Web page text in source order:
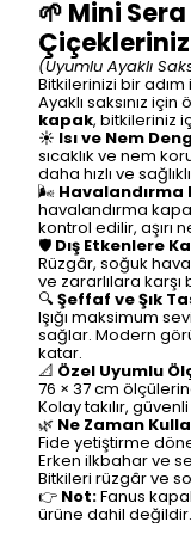
🌱 Mini
(Uyumlu Ayaklı
Bitkilerinizi bir adım
Ayaklı saksınız
kapak, bitkileriniz
☀️ Isı ve Nem
sıcaklık ve nem
daha hızlı ve
🌬️ Havalandırma
havalandırma
kontrol edilir, aşırı
🛡️ Dış Etkenlere
Rüzgâr, soğuk
ve zararlılara karşı
🔍Şeffaf ve Şık
Işığı maksimum
sağlar. Modern
katar.
📐 Özel Uyumlu
76 × 37 cm
Kolay takılır,
🌿 Ne Zaman
Fide yetiştirme
Erken ilkbahar ve
Bitkileri rüzgâr ve
👉 Not:Fanus
ürüne dahil değildir.